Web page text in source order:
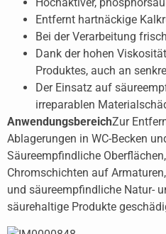
Hochaktiver,
Entfernt hartnäckige
Bei der Verarbeitung
Dank der hohen
Produktes, auch an
Der Einsatz auf
irreparablen
AnwendungsbereichZur
Ablagerungen in WC-Becken
Säureempfindliche
Chromschichten auf
und säureempfindliche Natur-
säurehaltige Produkte